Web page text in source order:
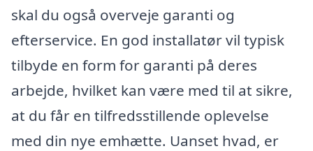
skal du også overveje garanti og
efterservice. En god installatør vil typisk
tilbyde en form for garanti på deres
arbejde, hvilket kan være med til at sikre,
at du får en tilfredsstillende oplevelse
med din nye emhætte. Uanset hvad, er